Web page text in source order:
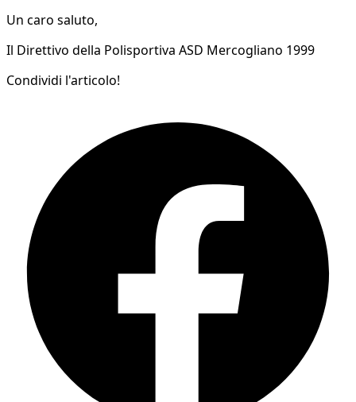
Un caro saluto,
Il Direttivo della Polisportiva ASD Mercogliano 1999
Condividi l'articolo!